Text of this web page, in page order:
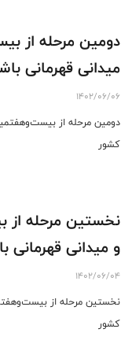
دومین مرحله از
میدانی قهرمانی
1402/06/06
دومین مرحله از
کشور
نخستین مرحله از
و میدانی
1402/06/04
نخستین مرحله از
کشور